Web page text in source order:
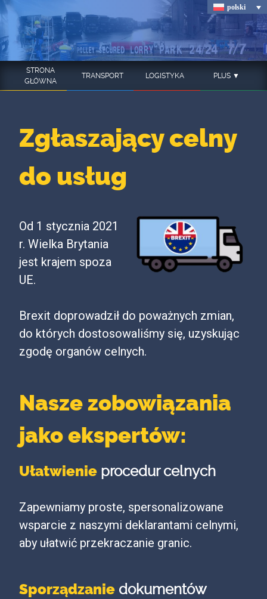
Skip
content
polski
STRONA
GŁÓWNA
TRANSPORT LOGISTYKA PLUS ▼
Zgłaszający celny
do usług
Od 1 stycznia 2021
r. Wielka Brytania
jest krajem spoza
UE.
Brexit doprowadził do poważnych zmian,
do których dostosowaliśmy się, uzyskując
zgodę organów celnych.
Nasze zobowiązania
jako ekspertów:
Ułatwienie procedur celnych
Zapewniamy proste, spersonalizowane
wsparcie z naszymi deklarantami celnymi,
aby ułatwić przekraczanie granic.
Sporządzanie dokumentów